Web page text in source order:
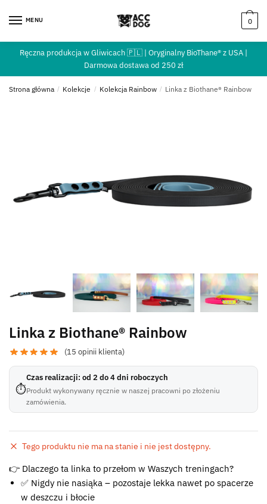
MENU 0
Ręczna produkcja w Gliwicach 🇵🇱 | Oryginalny BioThane® z USA |
Darmowa dostawa od 250 zł
Strona główna / Kolekcje / Kolekcja Rainbow / Linka z Biothane® Rainbow
Linka z Biothane® Rainbow
(15 opinii klienta)
⏱
Czas realizacji: od 2 do 4 dni roboczych
Produkt wykonywany ręcznie w naszej pracowni po złożeniu
zamówienia.
Tego produktu nie ma na stanie i nie jest dostępny.
Błąd:Brak formularza kontaktowego.
👉 Dlaczego ta linka to przełom w Waszych treningach?
✅ Nigdy nie nasiąka – pozostaje lekka nawet po spacerze
w deszczu i błocie